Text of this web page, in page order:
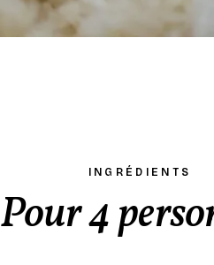
INGRÉDIENTS
Pour 4